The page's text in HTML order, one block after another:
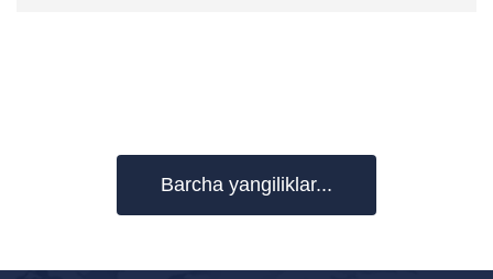
Barcha yangiliklar...